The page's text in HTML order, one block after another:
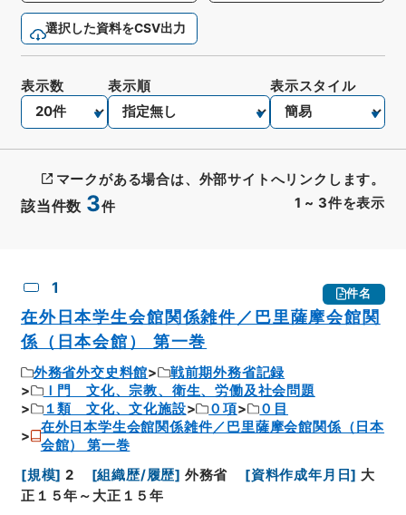
選択した資料をCSV出力
該当件数 3件 1 ~ 3件を表示
表示数 表示順 表示スタイル
マークがある場合は、外部サイトへリンクします。
1 件名
在外日本学生会館関係雑件／巴里薩摩会館関
係（日本会館） 第一巻
外務省外交史料館
戦前期外務省記録
Ｉ門 文化、宗教、衛生、労働及社会問題
１類 文化、文化施設
０項
０目
在外日本学生会館関係雑件／巴里薩摩会館関係（日本
会館） 第一巻
[規模] 2 [組織歴/履歴] 外務省 [資料作成年月日] 大
正１５年～大正１５年